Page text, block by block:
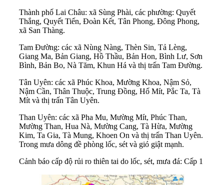
Thành phố Lai Châu: xã Sùng Phài, các phường: Quyết
Thắng, Quyết Tiến, Đoàn Kết, Tân Phong, Đông Phong,
xã San Thàng.
Tam Đường: các xã Nùng Nàng, Thèn Sin, Tả Lèng,
Giang Ma, Bản Giang, Hồ Thầu, Bản Hon, Bình Lư, Sơn
Bình, Bản Bo, Nà Tăm, Khun Há và thị trấn Tam Đường.
Tân Uyên: các xã Phúc Khoa, Mường Khoa, Nậm Sỏ,
Nậm Cần, Thân Thuộc, Trung Đồng, Hố Mít, Pắc Ta, Tà
Mít và thị trấn Tân Uyên.
Than Uyên: các xã Pha Mu, Mường Mít, Phúc Than,
Mường Than, Hua Nà, Mường Cang, Tà Hừa, Mường
Kim, Ta Gia, Tà Mung, Khoen On và thị trấn Than Uyên.
Trong mưa dông đề phòng lốc, sét và gió giật mạnh.
Cảnh báo cấp độ rủi ro thiên tai do lốc, sét, mưa đá: Cấp 1